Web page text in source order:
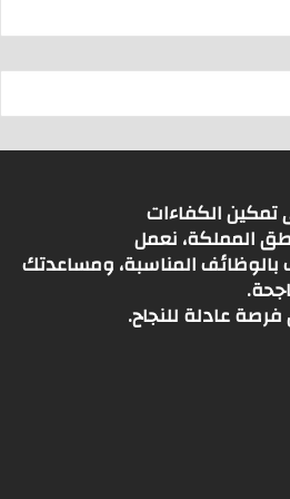
الكفاءات
المملكة، نعمل
المناسبة، ومساعدتك
عادلة للنجاح.